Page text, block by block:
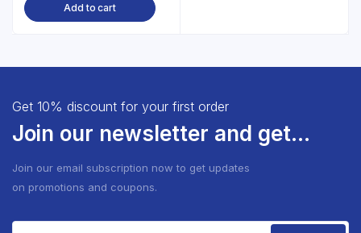
Add to cart
Get 10% discount for your first order
Join our newsletter and get...
Join our email subscription now to get updates
on promotions and coupons.